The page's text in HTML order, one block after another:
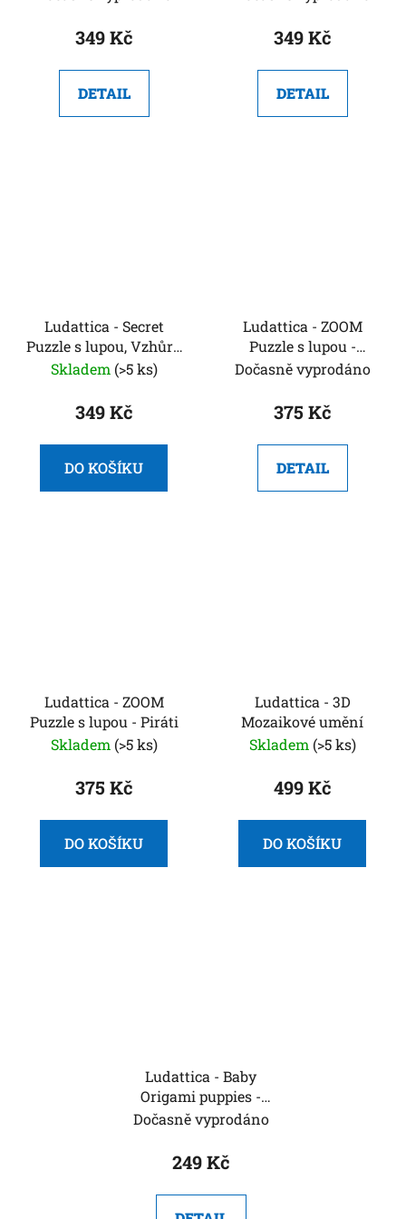
349 Kč
DETAIL
349 Kč
DETAIL
Ludattica - Secret
Puzzle s lupou, Vzhůru
nohama
Skladem (>5 ks)
349 Kč
DO KOŠÍKU
Ludattica - ZOOM
Puzzle s lupou -
Dinosauři
Dočasně vyprodáno
375 Kč
DETAIL
Ludattica - ZOOM
Puzzle s lupou - Piráti
Skladem (>5 ks)
375 Kč
DO KOŠÍKU
Ludattica - 3D
Mozaikové umění
Skladem (>5 ks)
499 Kč
DO KOŠÍKU
Ludattica - Baby
Origami puppies -
mláďátka
Dočasně vyprodáno
249 Kč